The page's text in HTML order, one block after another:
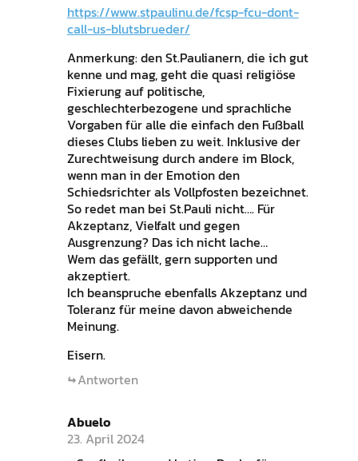
https://www.stpaulinu.de/fcsp-fcu-dont-
call-us-blutsbrueder/
Anmerkung: den St.Paulianern, die ich gut
kenne und mag, geht die quasi religiöse
Fixierung auf politische,
geschlechterbezogene und sprachliche
Vorgaben für alle die einfach den Fußball
dieses Clubs lieben zu weit. Inklusive der
Zurechtweisung durch andere im Block,
wenn man in der Emotion den
Schiedsrichter als Vollpfosten bezeichnet.
So redet man bei St.Pauli nicht…. Für
Akzeptanz, Vielfalt und gegen
Ausgrenzung? Das ich nicht lache…
Wem das gefällt, gern supporten und
akzeptiert.
Ich beanspruche ebenfalls Akzeptanz und
Toleranz für meine davon abweichende
Meinung.
Eisern.
Antworten
Abuelo
23. April 2024